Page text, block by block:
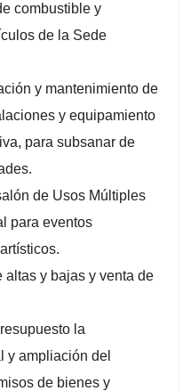
combustible y
de la Sede
y mantenimiento de
y equipamiento
para subsanar de
de Usos Múltiples
para eventos
altas y bajas y venta de
la
y ampliación del
de bienes y